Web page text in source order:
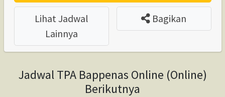
Lihat Jadwal
Lainnya
Bagikan
Jadwal TPA Bappenas Online (Online)
Berikutnya